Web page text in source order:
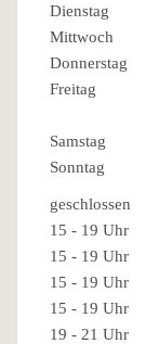
Dienstag
Mittwoch
Donnerstag
Freitag
Samstag
Sonntag
geschlossen
15 - 19 Uhr
15 - 19 Uhr
15 - 19 Uhr
15 - 19 Uhr
19 - 21 Uhr